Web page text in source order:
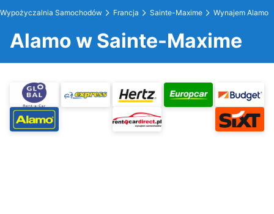
Wypożyczalnia Samochodów Francja Sainte-Maxime Wynajem Alamo
Alamo w Sainte-Maxime